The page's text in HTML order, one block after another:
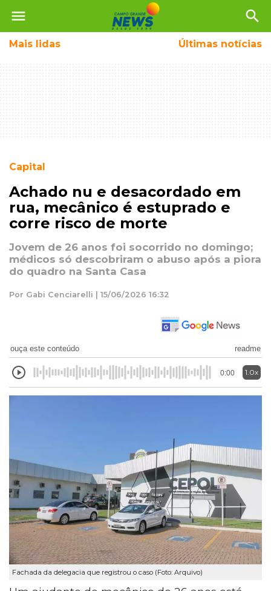
menu search
Mais lidas Últimas notícias
Capital
Achado nu e desacordado em
rua, mecânico é estuprado e
corre risco de morte
Jovem de 26 anos foi socorrido no domingo;
médicos só descobriram o abuso após a piora
do quadro na Santa Casa
Por Gabi Cenciarelli | 15/06/2026 16:32
ouça este conteúdo readme
0:00 1.0x
Fachada da delegacia que registrou o caso (Foto: Arquivo)